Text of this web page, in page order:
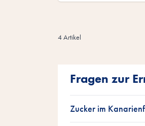
4Artikel
Fragen zur
Zucker im